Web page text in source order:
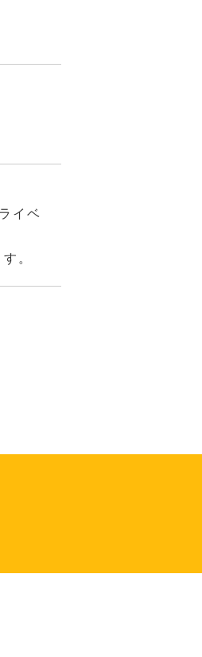
イベ
。